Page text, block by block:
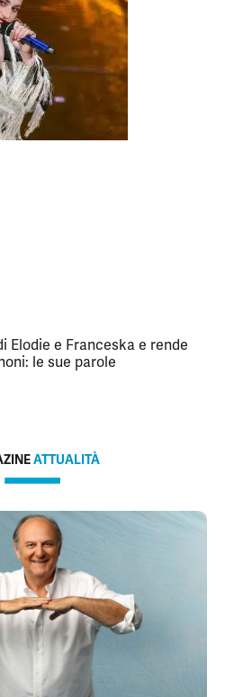
Elodie e Franceska e rende
le sue parole
ATTUALITÀ